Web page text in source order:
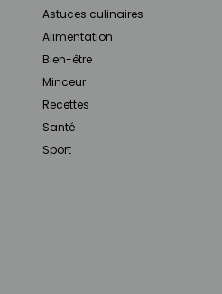
Astuces culinaires
Alimentation
Bien-être
Minceur
Recettes
Santé
Sport